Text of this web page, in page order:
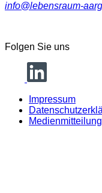
info@lebensraum-
Folgen Sie uns
Impressum